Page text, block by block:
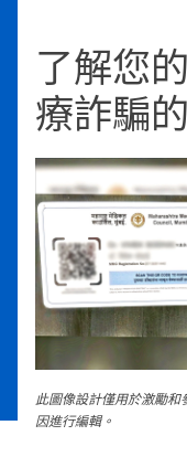
了解您
療詐騙
此圖像設計僅用於激勵和
因進行編輯。